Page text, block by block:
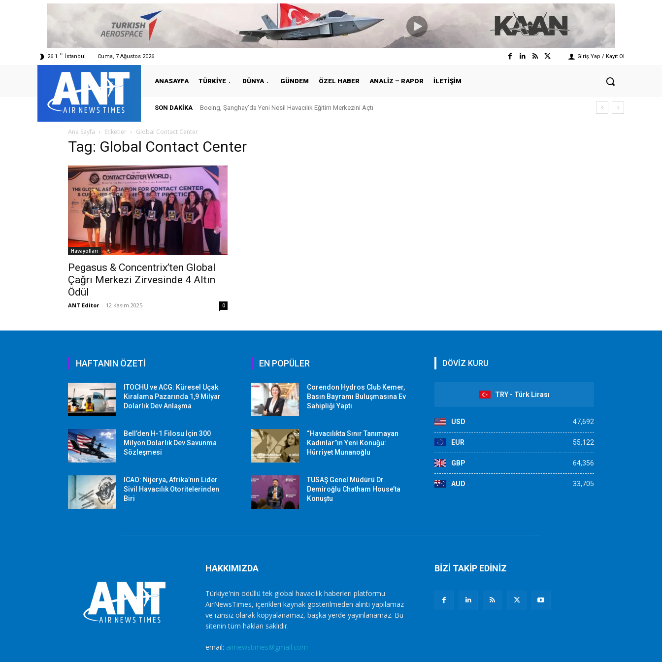
26.1 C İstanbul Cuma, 7 Ağustos 2026 Giriş Yap / Kayıt Ol
ANASAYFA TÜRKIYE DÜNYA GÜNDEM ÖZEL HABER ANALIZ – RAPOR İLETIŞIM
SON DAKIKA Boeing, Şanghay’da Yeni Nesil Havacılık Eğitim Merkezini Açtı
Ana Sayfa Etiketler Global Contact Center
Tag: Global Contact Center
Havayolları
Pegasus & Concentrix’ten Global
Çağrı Merkezi Zirvesinde 4 Altın
Ödül
ANT Editor - 12 Kasım 2025 0
HAFTANIN ÖZETİ
ITOCHU ve ACG: Küresel Uçak
Kiralama Pazarında 1,9 Milyar
Dolarlık Dev Anlaşma
Bell’den H-1 Filosu İçin 300
Milyon Dolarlık Dev Savunma
Sözleşmesi
ICAO: Nijerya, Afrika’nın Lider
Sivil Havacılık Otoritelerinden
Biri
EN POPÜLER
Corendon Hydros Club Kemer,
Basın Bayramı Buluşmasına Ev
Sahipliği Yaptı
“Havacılıkta Sınır Tanımayan
Kadınlar”ın Yeni Konuğu:
Hürriyet Munanoğlu
TUSAŞ Genel Müdürü Dr.
Demiroğlu Chatham House’ta
Konuştu
DÖVİZ KURU
TRY - Türk Lirası
USD 47,692
EUR 55,122
GBP 64,356
AUD 33,705
HAKKIMIZDA
Türkiye'nin ödüllü tek global havacılık haberleri platformu
AirNewsTimes, içerikleri kaynak gösterilmeden alıntı yapılamaz
ve izinsiz olarak kopyalanamaz, başka yerde yayınlanamaz. Bu
sitenin tüm hakları saklıdır.
email: airnewstimes@gmail.com
BİZİ TAKİP EDİNİZ